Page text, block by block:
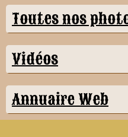
Toutes nos
Vidéos
Annuaire Web